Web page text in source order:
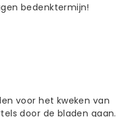
bedenktermijn!
voor het kweken van
door de bladen gaan.